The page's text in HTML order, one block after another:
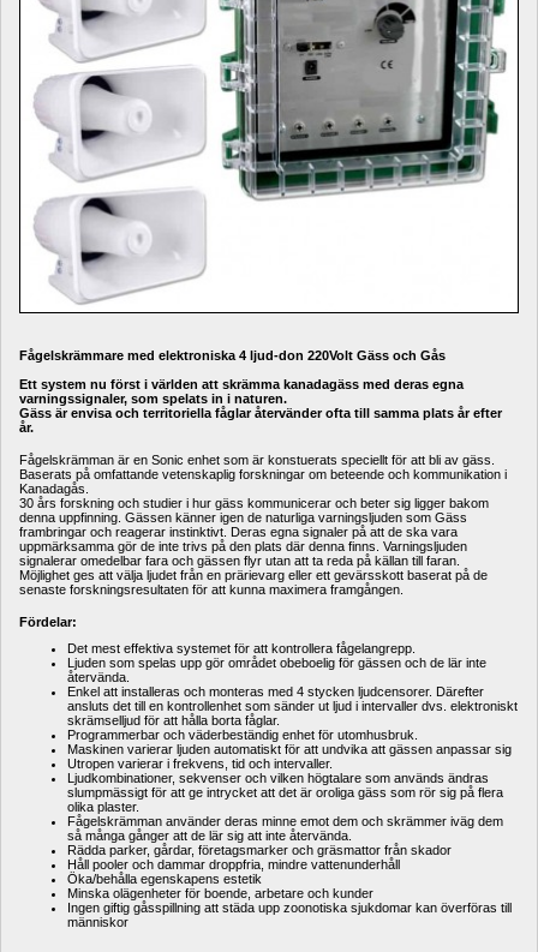
Fågelskrämmare med elektroniska 4 ljud-don 220Volt Gäss och Gås
Ett system nu först i världen att skrämma kanadagäss med deras egna
varningssignaler, som spelats in i naturen.
Gäss är envisa och territoriella fåglar återvänder ofta till samma plats år efter
år.
Fågelskrämman är en Sonic enhet som är konstuerats speciellt för att bli av gäss.
Baserats på omfattande vetenskaplig forskningar om beteende och kommunikation i
Kanadagås.
30 års forskning och studier i hur gäss kommunicerar och beter sig ligger bakom
denna uppfinning. Gässen känner igen de naturliga varningsljuden som Gäss
frambringar och reagerar instinktivt. Deras egna signaler på att de ska vara
uppmärksamma gör de inte trivs på den plats där denna finns. Varningsljuden
signalerar omedelbar fara och gässen flyr utan att ta reda på källan till faran.
Möjlighet ges att välja ljudet från en prärievarg eller ett gevärsskott baserat på de
senaste forskningsresultaten för att kunna maximera framgången.
Fördelar:
Det mest effektiva systemet för att kontrollera fågelangrepp.
Ljuden som spelas upp gör området obeboelig för gässen och de lär inte
återvända.
Enkel att installeras och monteras med 4 stycken ljudcensorer. Därefter
ansluts det till en kontrollenhet som sänder ut ljud i intervaller dvs. elektroniskt
skrämselljud för att hålla borta fåglar.
Programmerbar och väderbeständig enhet för utomhusbruk.
Maskinen varierar ljuden automatiskt för att undvika att gässen anpassar sig
Utropen varierar i frekvens, tid och intervaller.
Ljudkombinationer, sekvenser och vilken högtalare som används ändras
slumpmässigt för att ge intrycket att det är oroliga gäss som rör sig på flera
olika plaster.
Fågelskrämman använder deras minne emot dem och skrämmer iväg dem
så många gånger att de lär sig att inte återvända.
Rädda parker, gårdar, företagsmarker och gräsmattor från skador
Håll pooler och dammar droppfria, mindre vattenunderhåll
Öka/behålla egenskapens estetik
Minska olägenheter för boende, arbetare och kunder
Ingen giftig gåsspillning att städa upp zoonotiska sjukdomar kan överföras till
människor